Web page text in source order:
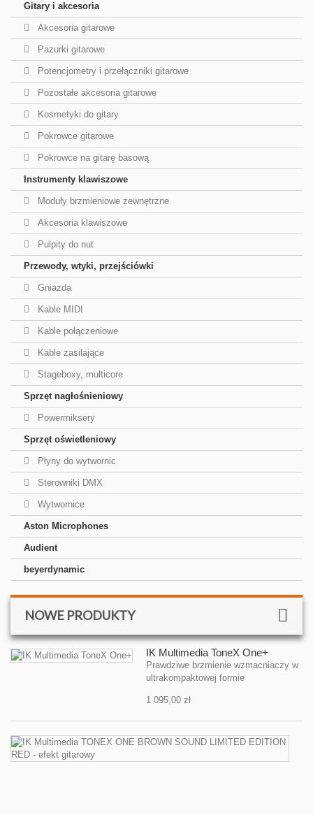
Gitary i akcesoria
Akcesoria gitarowe
Pazurki gitarowe
Potencjometry i przełączniki gitarowe
Pozostałe akcesoria gitarowe
Kosmetyki do gitary
Pokrowce gitarowe
Pokrowce na gitarę basową
Instrumenty klawiszowe
Moduły brzmieniowe zewnętrzne
Akcesoria klawiszowe
Pulpity do nut
Przewody, wtyki, przejściówki
Gniazda
Kable MIDI
Kable połączeniowe
Kable zasilające
Stageboxy, multicore
Sprzęt nagłośnieniowy
Powermiksery
Sprzęt oświetleniowy
Płyny do wytwornic
Sterowniki DMX
Wytwornice
Aston Microphones
Audient
beyerdynamic
NOWE PRODUKTY
IK Multimedia ToneX One+
Prawdziwe brzmienie wzmacniaczy w
ultrakompaktowej formie
1 095,00 zł